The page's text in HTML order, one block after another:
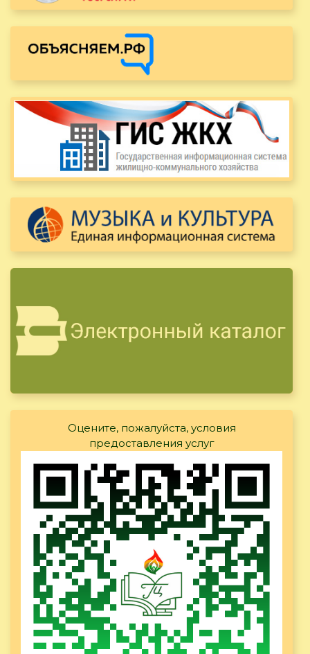
Оцените, пожалуйста, условия
предоставления услуг